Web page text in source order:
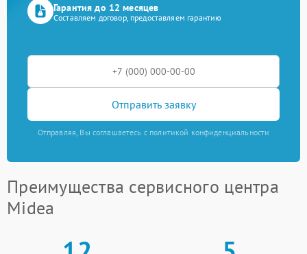
Гарантия до 12 месяцев
Составляем договор, предоставляем гарантию
Отправить заявку
Отправляя, Вы соглашаетесь с политикой конфиденциальности
Преимущества сервисного центра
Midea